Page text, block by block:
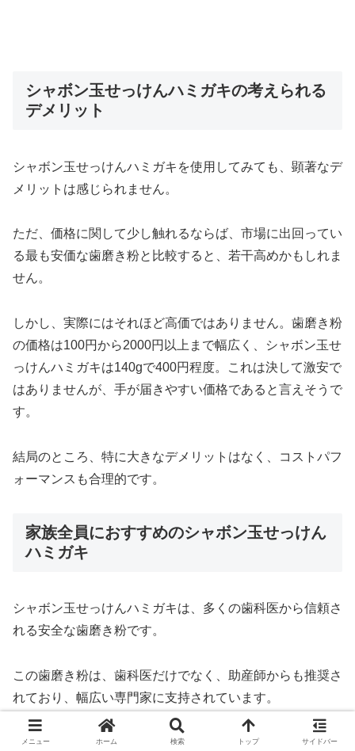
シャボン玉せっけんハミガキの考えられる
デメリット
シャボン玉せっけんハミガキを使用してみても、顕著なデ
メリットは感じられません。
ただ、価格に関して少し触れるならば、市場に出回ってい
る最も安価な歯磨き粉と比較すると、若干高めかもしれま
せん。
しかし、実際にはそれほど高価ではありません。歯磨き粉
の価格は100円から2000円以上まで幅広く、シャボン玉せ
っけんハミガキは140gで400円程度。これは決して激安で
はありませんが、手が届きやすい価格であると言えそうで
す。
結局のところ、特に大きなデメリットはなく、コストパフ
ォーマンスも合理的です。
家族全員におすすめのシャボン玉せっけん
ハミガキ
シャボン玉せっけんハミガキは、多くの歯科医から信頼さ
れる安全な歯磨き粉です。
この歯磨き粉は、歯科医だけでなく、助産師からも推奨さ
れており、幅広い専門家に支持されています。
お子様用の歯磨き粉としてだけでなく、家族全員が安心し
メニュー ホーム 検索 トップ サイドバー